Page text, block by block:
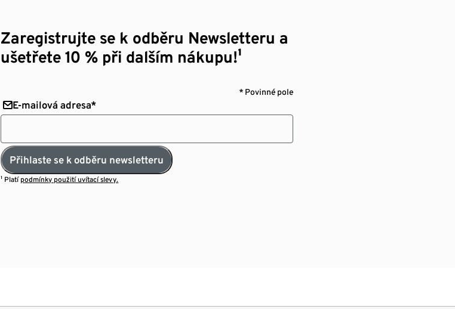
Zaregistrujte se k odběru Newsletteru a
ušetřete 10 % při dalším nákupu!¹
* Povinné pole
E-mailová adresa*
Přihlaste se k odběru newsletteru
¹ Platí podmínky použití uvítací slevy.